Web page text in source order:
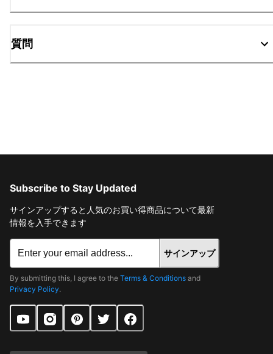
質問
Subscribe to Stay Updated
サインアップすると人気のお買い得商品について最新
情報を入手できます
サインアップ
By submitting this, I agree to the Terms & Conditions and
Privacy Policy.